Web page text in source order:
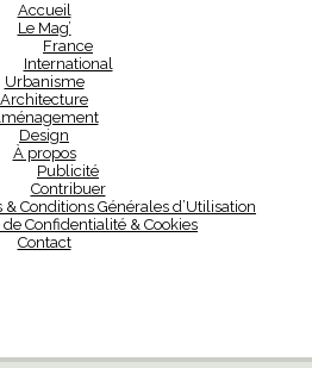
Accueil
Le Mag’
France
International
Urbanisme
Architecture
Design
À propos
Publicité
Contribuer
Conditions Générales d’Utilisation
Confidentialité & Cookies
Contact